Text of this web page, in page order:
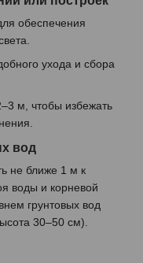
обеспечения
ухода и сбора
м, чтобы избежать
вод
не ближе 1 м к
воды и корневой
грунтовых вод
30–50 см).